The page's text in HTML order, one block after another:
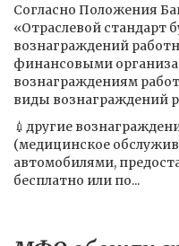
Согласно Положения
«Отраслевой стандарт
вознаграждений
финансовыми
вознаграждениям
виды вознаграждений
💉другие
(медицинское
автомобилями,
бесплатно или по...